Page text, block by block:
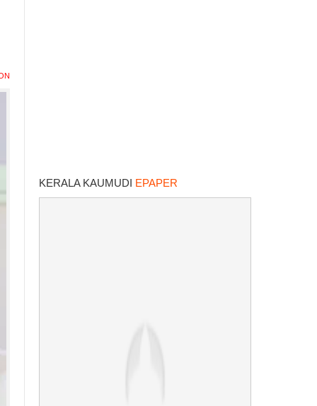
KERALA KAUMUDI EPAPER